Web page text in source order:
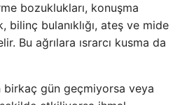
bozuklukları, konuşma
bilinç bulanıklığı, ateş ve mide
Bu ağrılara ısrarcı kusma da
birkaç gün geçmiyorsa veya